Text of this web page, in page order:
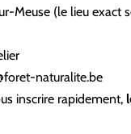
Meuse (le lieu exact
naturalite.be
inscrire rapidement,